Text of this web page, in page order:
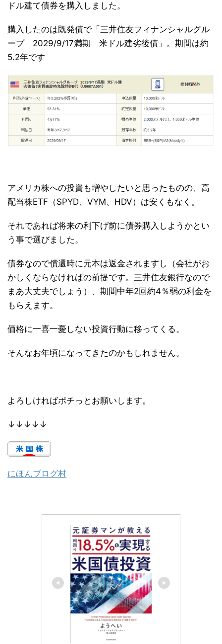
ドル建て債券を購入しました。
購入したのは既発債で「三井住友フィナンシャルグル
ープ 2029/9/17満期 米ドル建劣後債」。期間は約
5.2年です
アメリカ株への投資も増やしたいと思ったものの、高
配当株ETF（SPYD、VYM、HDV）は安くもなく。
それであれば将来の利下げ前に債券購入しようかとい
う事で選びました。
債券なので償還時に元本は返金されますし（会社がお
かしくならなければの前提です。三井住友銀行なので
まあ大丈夫でしょう）、期間中年2回約4％弱の利金を
もらえます。
価格に一喜一憂しない投資行動に移ってくる。
そんなお年頃になってきたのかもしれません。
よろしければポチっとお願いします。
↓↓↓↓↓
にほんブログ村